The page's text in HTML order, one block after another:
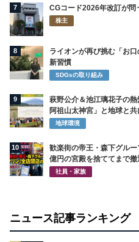
7 CGコード2026年改訂が問
株主
8
ライオンが再び挑む「お
新習慣
SDGsの取り組み
9
萩野公介＆池江璃花子の
阿祖山太神宮」と地球と
地球環境
10
歓楽街の帝王・森下グル
億円の宮殿を捨ててまで
社員・家族
ニュース記事ランキング